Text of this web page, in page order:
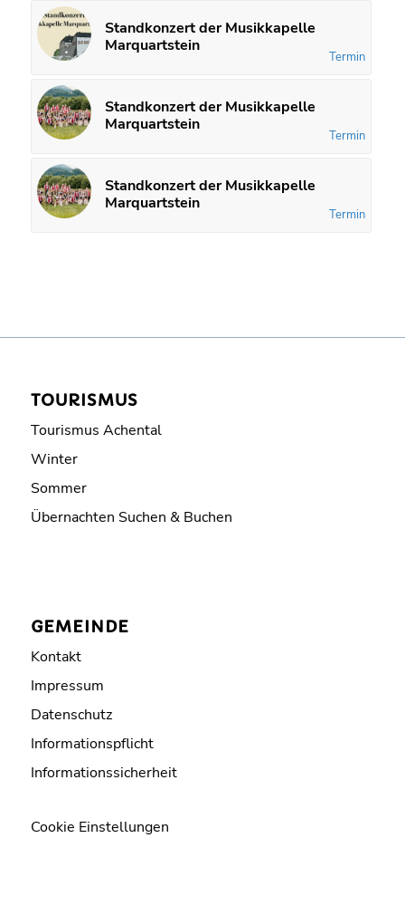
Standkonzert der Musikkapelle
Marquartstein
Termin
Standkonzert der Musikkapelle
Marquartstein
Termin
Standkonzert der Musikkapelle
Marquartstein
Termin
TOURISMUS
Tourismus Achental
Winter
Sommer
Übernachten Suchen & Buchen
GEMEINDE
Kontakt
Impressum
Datenschutz
Informationspflicht
Informationssicherheit
Cookie Einstellungen